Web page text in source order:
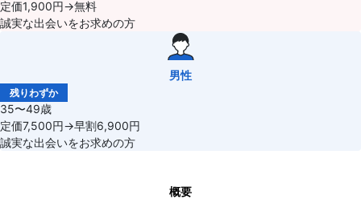
定価1,900円→無料
誠実な出会いをお求めの方
男性
残りわずか
35〜49歳
定価7,500円→早割6,900円
誠実な出会いをお求めの方
概要